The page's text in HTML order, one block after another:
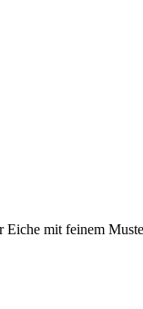
mit feinem